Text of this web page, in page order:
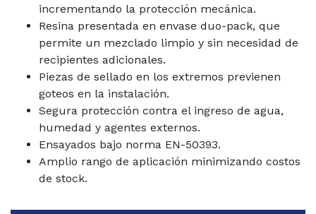
incrementando la protección mecánica.
Resina presentada en envase duo-pack, que
permite un mezclado limpio y sin necesidad de
recipientes adicionales.
Piezas de sellado en los extremos previenen
goteos en la instalación.
Segura protección contra el ingreso de agua,
humedad y agentes externos.
Ensayados bajo norma EN-50393.
Amplio rango de aplicación minimizando costos
de stock.